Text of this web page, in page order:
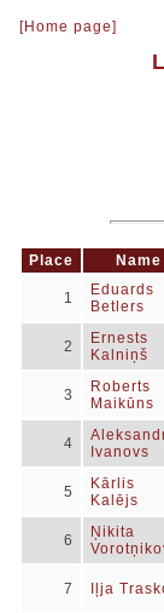
[Home page]
Place Name
1
Eduards
Betlers
2
Ernests
Kalniņš
3
Roberts
Maikūns
4
Ivanovs
5
Kārlis
Kalējs
6
Ņikita
7 Iļja